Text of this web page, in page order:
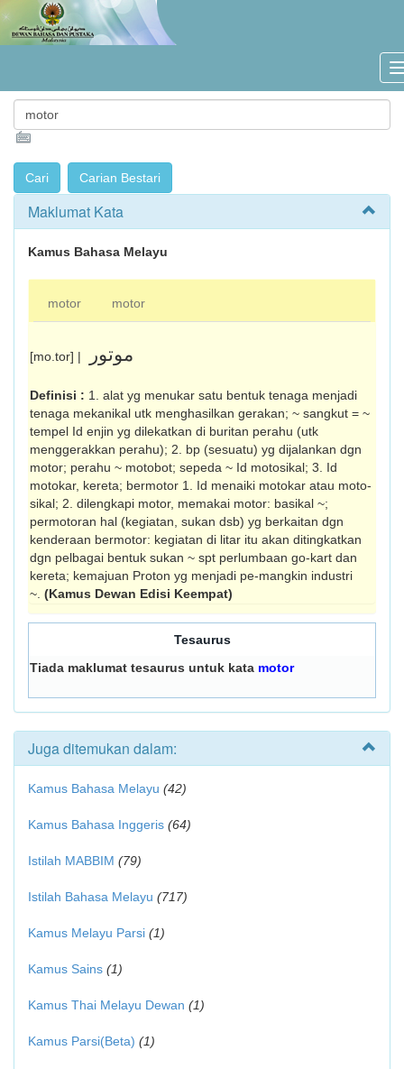
Maklumat Kata
Kamus Bahasa Melayu
motor motor
[mo.tor] | موتور
Definisi : 1. alat yg menukar satu bentuk tenaga menjadi
tenaga mekanikal utk menghasilkan gerakan; ~ sangkut = ~
tempel Id enjin yg dilekatkan di buritan perahu (utk
menggerak­kan perahu); 2. bp (sesuatu) yg dijalankan dgn
motor; perahu ~ motobot; sepeda ~ Id motosikal; 3. Id
motokar, kereta; bermotor 1. Id menaiki motokar atau moto­
sikal; 2. dilengkapi motor, memakai motor: basikal ~;
permotoran hal (kegiatan, sukan dsb) yg berkaitan dgn
kenderaan bermotor: kegiatan di litar itu akan ditingkatkan
dgn pelbagai bentuk sukan ~ spt perlumbaan go-kart dan
kereta; kemajuan Proton yg menjadi pe-mangkin industri
~. (Kamus Dewan Edisi Keempat)
Tesaurus
Tiada maklumat tesaurus untuk kata motor
Juga ditemukan dalam:
Kamus Bahasa Melayu (42)
Kamus Bahasa Inggeris (64)
Istilah MABBIM (79)
Istilah Bahasa Melayu (717)
Kamus Melayu Parsi (1)
Kamus Sains (1)
Kamus Thai Melayu Dewan (1)
Kamus Parsi(Beta) (1)